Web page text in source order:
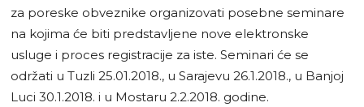
za poreske obveznike organizovati posebne seminare
na kojima će biti predstavljene nove elektronske
usluge i proces registracije za iste. Seminari će se
održati u Tuzli 25.01.2018., u Sarajevu 26.1.2018., u Banjoj
Luci 30.1.2018. i u Mostaru 2.2.2018. godine.